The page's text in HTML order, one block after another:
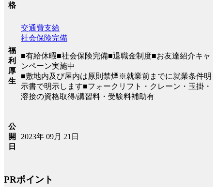
格
福
利
厚
生
交通費支給
社会保険完備
■有給休暇■社会保険完備■退職金制度■お友達紹介キャ
ンペーン実施中
■敷地内及び屋内は原則禁煙※就業前までに就業条件明
示書で明示します■フォークリフト・クレーン・玉掛・
溶接の資格取得/講習料・受験料補助有
公
開
日
2023年 09月 21日
PRポイント